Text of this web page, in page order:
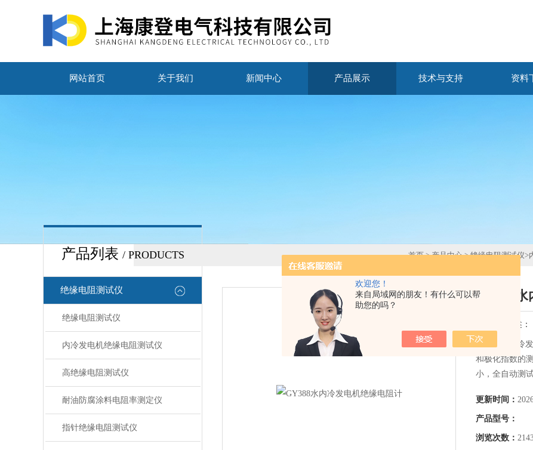
欢迎您！
来自局域网的朋友！有什么可以帮
助您的吗？
网站首页 关于我们 新闻中心 产品展示 技术与支持 资料
产品列表 / PRODUCTS
绝缘电阻测试仪
绝缘电阻测试仪
内冷发电机绝缘电阻测试仪
高绝缘电阻测试仪
耐油防腐涂料电阻率测定仪
指针绝缘电阻测试仪
首页>产品中心>绝缘电阻测试仪>
GY388
简要描述：
GY388水内冷
和极化指数的
小，全自动测
更新时间：
产品型号：
浏览次数：